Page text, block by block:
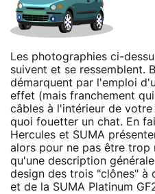
Les photographies ci-
suivent et se ressemblent.
démarquent par l'emploi
effet (mais franchement
câbles à l'intérieur de
quoi fouetter un chat. En
Hercules et SUMA
alors pour ne pas être trop
qu'une description
design des trois "clônes" à
et de la SUMA Platinum